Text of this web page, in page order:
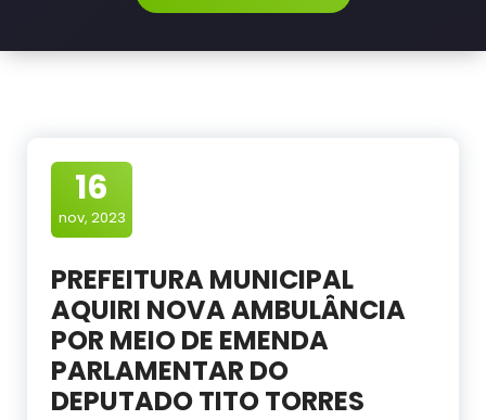
16
nov, 2023
PREFEITURA MUNICIPAL
AQUIRI NOVA AMBULÂNCIA
POR MEIO DE EMENDA
PARLAMENTAR DO
DEPUTADO TITO TORRES